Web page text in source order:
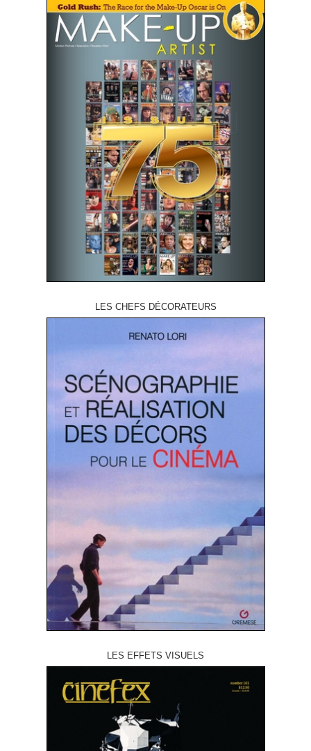
LES CHEFS DÉCORATEURS
LES EFFETS VISUELS